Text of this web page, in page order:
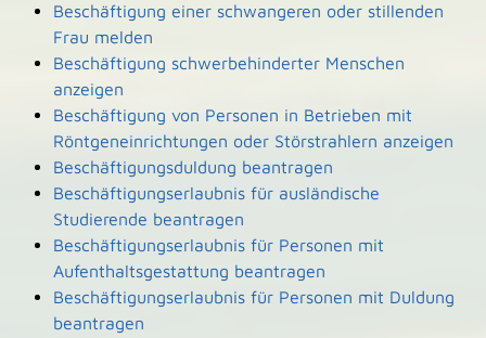
Beschäftigung einer schwangeren oder stillenden
Frau melden
Beschäftigung schwerbehinderter Menschen
anzeigen
Beschäftigung von Personen in Betrieben mit
Röntgeneinrichtungen oder Störstrahlern anzeigen
Beschäftigungsduldung beantragen
Beschäftigungserlaubnis für ausländische
Studierende beantragen
Beschäftigungserlaubnis für Personen mit
Aufenthaltsgestattung beantragen
Beschäftigungserlaubnis für Personen mit Duldung
beantragen